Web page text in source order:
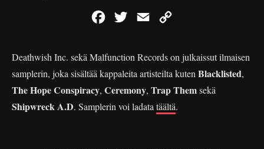
FacebookTwitterEmail
Deathwish Inc. sekä Malfunction Records on julkaissut ilmaisen
samplerin, joka sisältää kappaleita artisteilta kuten Blacklisted,
The Hope Conspiracy, Ceremony, Trap Themsekä
Shipwreck A.D. Samplerin voi ladata täältä.